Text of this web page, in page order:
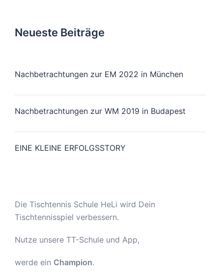
Neueste Beiträge
Nachbetrachtungen zur EM 2022 in München
Nachbetrachtungen zur WM 2019 in Budapest
EINE KLEINE ERFOLGSSTORY
Die Tischtennis Schule HeLi wird Dein
Tischtennisspiel verbessern.
Nutze unsere TT-Schule und App,
werde ein Champion.